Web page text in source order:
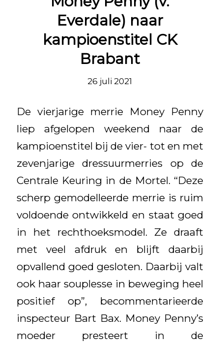
Everdale) naar
kampioenstitel CK
Brabant
26 juli 2021
De vierjarige merrie Money Penny
liep afgelopen weekend naar de
kampioenstitel bij de vier- tot en met
zevenjarige dressuurmerries op de
Centrale Keuring in de Mortel. “Deze
scherp gemodelleerde merrie is ruim
voldoende ontwikkeld en staat goed
in het rechthoeksmodel. Ze draaft
met veel afdruk en blijft daarbij
opvallend goed gesloten. Daarbij valt
ook haar souplesse in beweging heel
positief op”, becommentarieerde
inspecteur Bart Bax. Money Penny’s
moeder presteert in de